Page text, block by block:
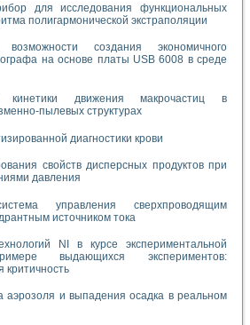
для исследования функциональных
полигармонической экстраполяции
возможности создания экономичного
на основе платы USB 6008 в среде
кинетики движения макрочастиц в
пылевых структурах
диагностики крови
свойств дисперсных продуктов при
давления
управления сверхпроводящим
источником тока
NI в курсе экспериментальной
выдающихся экспериментов:
критичность
аэрозоля и выпадения осадка в реальном